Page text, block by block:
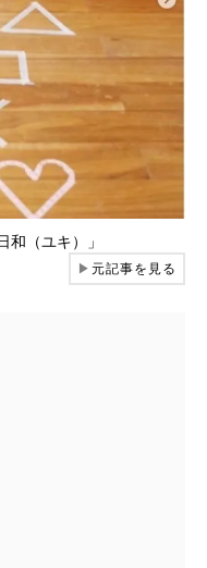
（ユキ）」
▶元記事を見る